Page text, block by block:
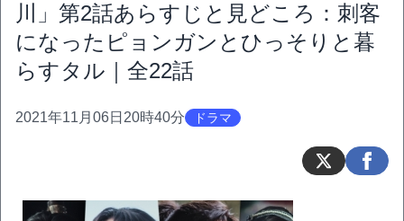
川」第2話あらすじと見どころ：刺客
になったピョンガンとひっそりと暮
らすタル｜全22話
2021年11月06日20時40分 ドラマ